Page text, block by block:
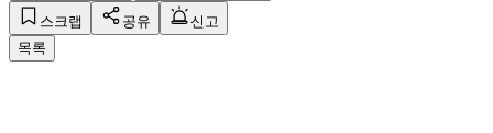
스크랩 공유
신고
목록